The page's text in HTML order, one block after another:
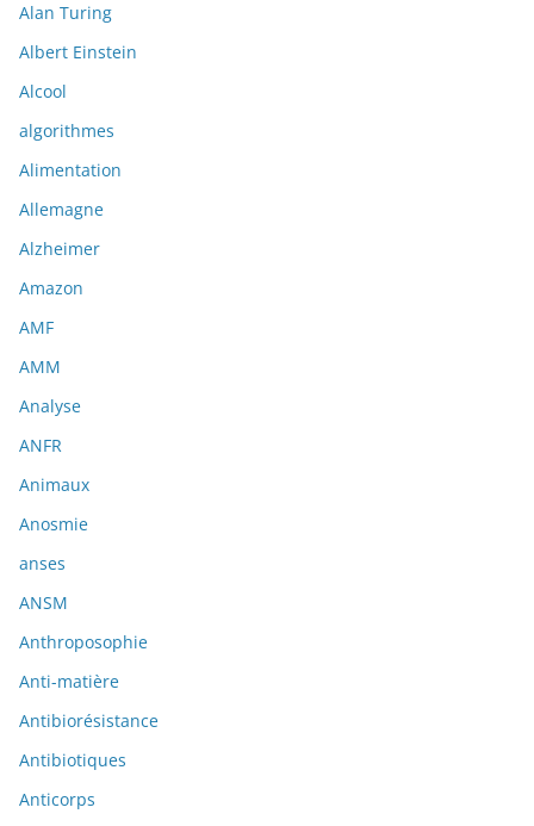
Alan Turing
Albert Einstein
Alcool
algorithmes
Alimentation
Allemagne
Alzheimer
Amazon
AMF
AMM
Analyse
ANFR
Animaux
Anosmie
anses
ANSM
Anthroposophie
Anti-matière
Antibiorésistance
Antibiotiques
Anticorps